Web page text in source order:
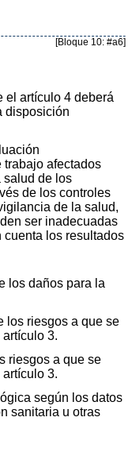
[Bloque 10: #a6]
el artículo 4 deberá
disposición
trabajo afectados
salud de los
de los controles
de la salud,
ser inadecuadas
cuenta los resultados
los daños para la
los riesgos a que se
3.
riesgos a que se
3.
según los datos
sanitaria u otras